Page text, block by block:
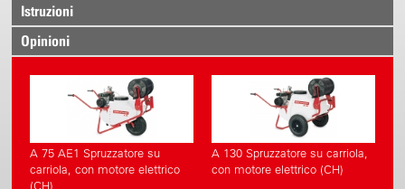
Istruzioni
Opinioni
A 75 AE1 Spruzzatore su
carriola, con motore elettrico
(CH)
A 130 Spruzzatore su carriola,
con motore elettrico (CH)